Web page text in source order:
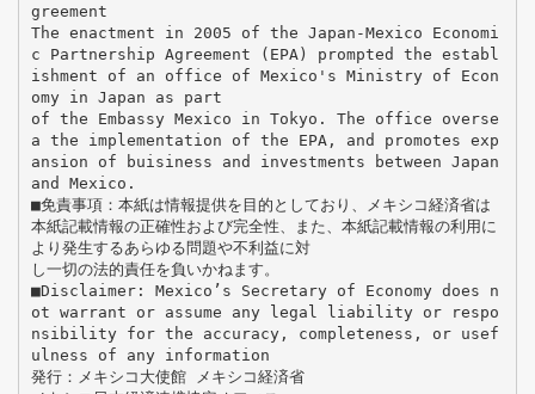
greement
The enactment in 2005 of the Japan-Mexico Economi
c Partnership Agreement (EPA) prompted the establ
ishment of an office of Mexico's Ministry of Econ
omy in Japan as part
of the Embassy Mexico in Tokyo. The office overse
a the implementation of the EPA, and promotes exp
ansion of buisiness and investments between Japan
and Mexico.
■免責事項：本紙は情報提供を目的としており、メキシコ経済省は
本紙記載情報の正確性および完全性、また、本紙記載情報の利用に
より発生するあらゆる問題や不利益に対
し一切の法的責任を負いかねます。
■Disclaimer: Mexico’s Secretary of Economy does n
ot warrant or assume any legal liability or respo
nsibility for the accuracy, completeness, or usef
ulness of any information
発行：メキシコ大使館 メキシコ経済省